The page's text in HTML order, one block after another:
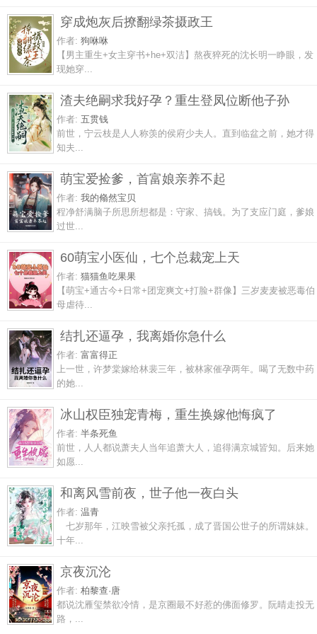
穿成炮灰后撩翻绿茶摄政王
作者: 狗咻咻
【男主重生+女主穿书+he+双洁】熬夜猝死的沈长明一睁眼，发
现她穿...
渣夫绝嗣求我好孕？重生登凤位断他子孙
作者: 五贯钱
前世，宁云枝是人人称羡的侯府少夫人。直到临盆之前，她才得
知夫...
萌宝爱捡爹，首富娘亲养不起
作者: 我的翛然宝贝
程净舒满脑子所思所想都是：守家、搞钱。为了支应门庭，爹娘
过世...
60萌宝小医仙，七个总裁宠上天
作者: 猫猫鱼吃果果
【萌宝+通古今+日常+团宠爽文+打脸+群像】三岁麦麦被恶毒伯
母虐待...
结扎还逼孕，我离婚你急什么
作者: 富富得正
上一世，许梦棠嫁给林裴三年，被林家催孕两年。喝了无数中药
的她...
冰山权臣独宠青梅，重生换嫁他悔疯了
作者: 半条死鱼
前世，人人都说萧夫人当年追萧大人，追得满京城皆知。后来她
如愿...
和离风雪前夜，世子他一夜白头
作者: 温青
七岁那年，江映雪被父亲托孤，成了晋国公世子的所谓妹妹。
十年...
京夜沉沦
作者: 柏黎查·唐
都说沈雁玺禁欲冷情，是京圈最不好惹的佛面修罗。阮晴走投无
路，...